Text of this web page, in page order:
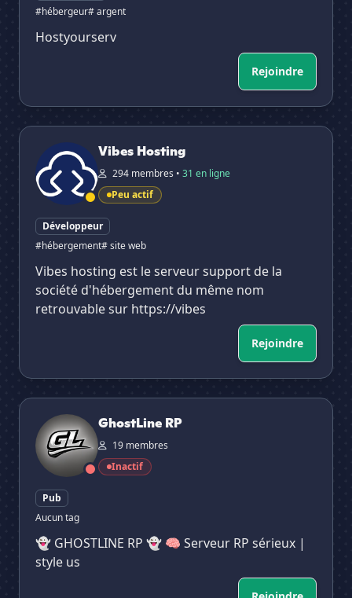
#hébergeur# argent
Hostyourserv
Rejoindre
Vibes Hosting
Vibes Hosting
294 membres • 31 en ligne
Peu actif
Développeur
#hébergement# site web
Vibes hosting est le serveur support de la
société d'hébergement du même nom
retrouvable sur https://vibes
Rejoindre
GhostLine RP
GhostLine RP
19 membres
Inactif
Pub
Aucun tag
👻 GHOSTLINE RP 👻 🧠 Serveur RP sérieux |
style us